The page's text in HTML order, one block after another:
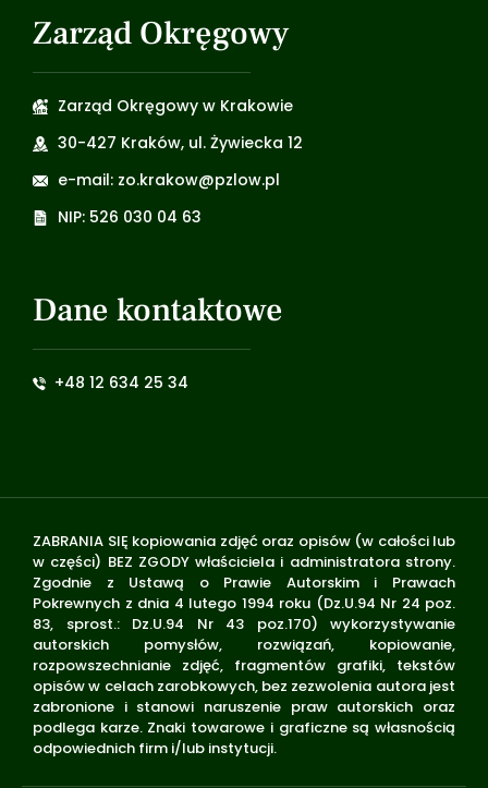
Zarząd Okręgowy
Zarząd Okręgowy w Krakowie
30-427 Kraków, ul. Żywiecka 12
e-mail: zo.krakow@pzlow.pl
NIP: 526 030 04 63
Dane kontaktowe
+48 12 634 25 34
ZABRANIA SIĘ kopiowania zdjęć oraz opisów (w całości lub
w części) BEZ ZGODY właściciela i administratora strony.
Zgodnie z Ustawą o Prawie Autorskim i Prawach
Pokrewnych z dnia 4 lutego 1994 roku (Dz.U.94 Nr 24 poz.
83, sprost.: Dz.U.94 Nr 43 poz.170) wykorzystywanie
autorskich pomysłów, rozwiązań, kopiowanie,
rozpowszechnianie zdjęć, fragmentów grafiki, tekstów
opisów w celach zarobkowych, bez zezwolenia autora jest
zabronione i stanowi naruszenie praw autorskich oraz
podlega karze. Znaki towarowe i graficzne są własnością
odpowiednich firm i/lub instytucji.